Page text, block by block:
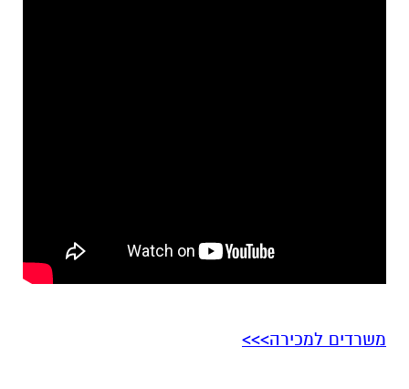
משרדים למכירה>>>